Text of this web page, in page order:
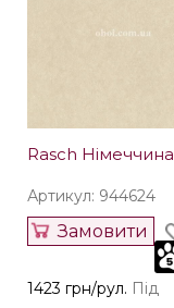
Rasch Німеччина
Артикул: 944624
Замовити
1423 грн/рул. Під